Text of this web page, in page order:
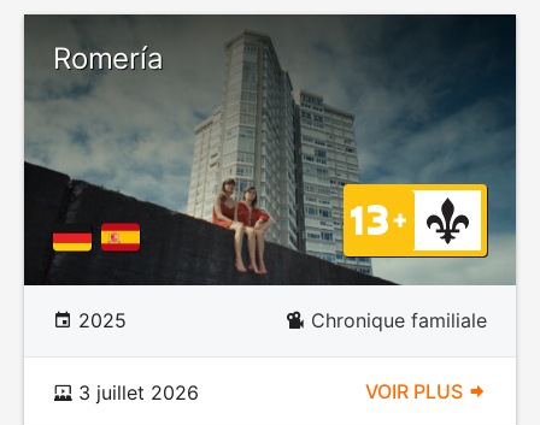
Romería
2025 Chronique familiale
3 juillet 2026 VOIR PLUS